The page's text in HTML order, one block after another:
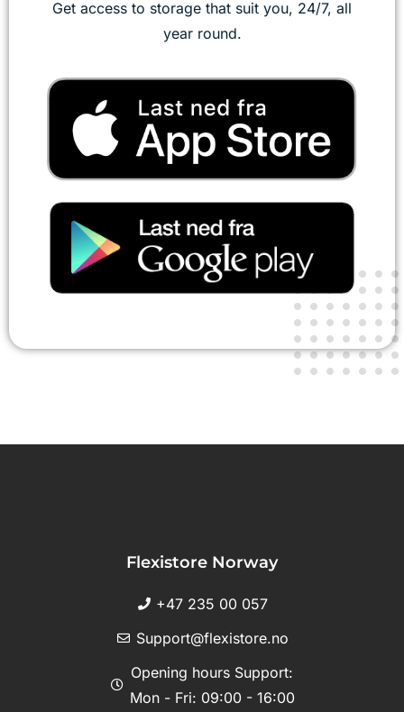
Get access to storage that suit you, 24/7, all
year round.
Flexistore Norway
+47 235 00 057
Support@flexistore.no
Opening hours Support:
Mon - Fri: 09:00 - 16:00